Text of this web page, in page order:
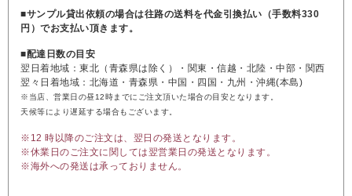
■サンプル貸出依頼の場合は往路の送料を代金引換払い（手数料330
円）でお支払い頂きます。
■配達日数の目安
翌日着地域：東北（青森県は除く）・関東・信越・北陸・中部・関西
翌々日着地域：北海道・青森県・中国・四国・九州・沖縄(本島)
※当店、営業日の昼12時までにご注文頂いた場合の目安となります。
天候等により遅延する場合もございます。
※12 時以降のご注文は、翌日の発送となります。
※休業日のご注文に関しては翌営業日の発送となります。
※海外への発送は承っておりません。